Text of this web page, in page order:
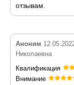
отзывам.
Аноним
Николаевна
Квалификация
Внимание